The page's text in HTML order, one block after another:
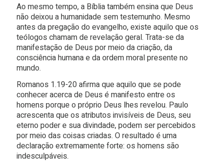
Ao mesmo tempo, a Bíblia também ensina que Deus
não deixou a humanidade sem testemunho. Mesmo
antes da pregação do evangelho, existe aquilo que os
teólogos chamam de revelação geral. Trata-se da
manifestação de Deus por meio da criação, da
consciência humana e da ordem moral presente no
mundo.
Romanos 1.19-20 afirma que aquilo que se pode
conhecer acerca de Deus é manifesto entre os
homens porque o próprio Deus lhes revelou. Paulo
acrescenta que os atributos invisíveis de Deus, seu
eterno poder e sua divindade, podem ser percebidos
por meio das coisas criadas. O resultado é uma
declaração extremamente forte: os homens são
indesculpáveis.